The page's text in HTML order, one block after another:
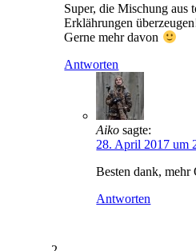
Super, die Mischung aus
Erklährungen
Gerne mehr davon
Antworten
Aiko sagte:
28. April 2017 um
Besten dank,
Antworten